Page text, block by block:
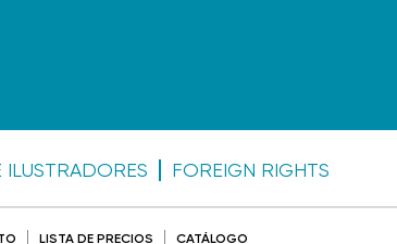
ILUSTRADORES FOREIGN RIGHTS
LISTA DE PRECIOS CATÁLOGO